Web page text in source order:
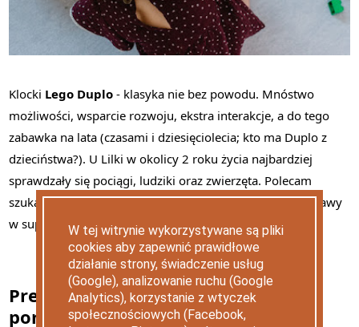
Klocki Lego Duplo - klasyka nie bez powodu. Mnóstwo
możliwości, wsparcie rozwoju, ekstra interakcje, a do tego
zabawka na lata (czasami i dziesięciolecia; kto ma Duplo z
dzieciństwa?). U Lilki w okolicy 2 roku życia najbardziej
sprawdzały się pociągi, ludziki oraz zwierzęta. Polecam
szukanie używanych klocków, często można znaleźć zestawy
w super cenach.
Prezent dla dwulatka - sprawdzone
pomysły
W tej witrynie wykorzystywane są pliki
cookies aby zapewnić prawidłowe
działanie strony, świadczenie usług
(Google), analizowanie ruchu (Google
Analytics), korzystanie z wtyczek
społecznościowych (Facebook,